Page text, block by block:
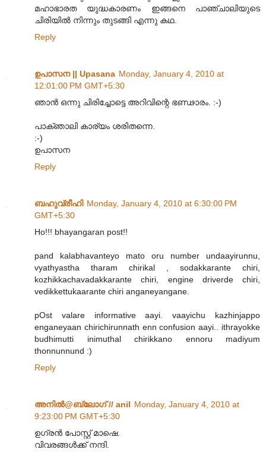
മഹാഭാരത യുദ്ധകാരണം ഇങ്ങനെ പാഞ്ചാലിയുടെ
ചിരിയിൽ നിന്നും തുടങ്ങി എന്നു കഥ.
Reply
ഉപാസന || Upasana Monday, January 4, 2010 at
12:01:00 PM GMT+5:30
ഞാന്‍ ഒന്നു ചിരിച്ചോട്ടെ അറിവിന്റെ ഭണ്ഢാരം. :-)
പാക്ഞാലി കാര്യം ശരിതന്നെ.
:-)
ഉപാസന
Reply
ബഹുവ്രീഹി Monday, January 4, 2010 at 6:30:00 PM
GMT+5:30
Ho!!! bhayangaran post!!
pand kalabhavanteyo mato oru number undaayirunnu,
vyathyastha tharam chirikal , sodakkarante chiri,
kozhikkachavadakkarante chiri, engine driverde chiri,
vedikkettukaarante chiri anganeyangane.
pOst valare informative aayi. vaayichu kazhinjappo
enganeyaan chirichirunnath enn confusion aayi.. ithrayokke
budhimutti inimuthal chirikkano ennoru madiyum
thonnunnund :)
Reply
അനില്‍@ബ്ലോഗ് // anil Monday, January 4, 2010 at
9:23:00 PM GMT+5:30
ഉഗ്രന്‍ പോസ്റ്റ് മാഷെ.
വിവരങ്ങള്‍ക്ക് നന്ദി.